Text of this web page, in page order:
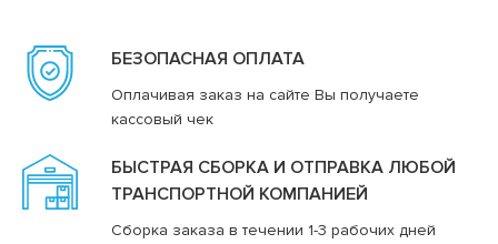
БЕЗОПАСНАЯ ОПЛАТА
Оплачивая заказ на сайте Вы получаете
кассовый чек
БЫСТРАЯ СБОРКА И ОТПРАВКА ЛЮБОЙ
ТРАНСПОРТНОЙ КОМПАНИЕЙ
Сборка заказа в течении 1-3 рабочих дней